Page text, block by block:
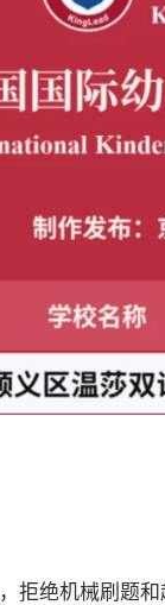
，拒绝机械刷题